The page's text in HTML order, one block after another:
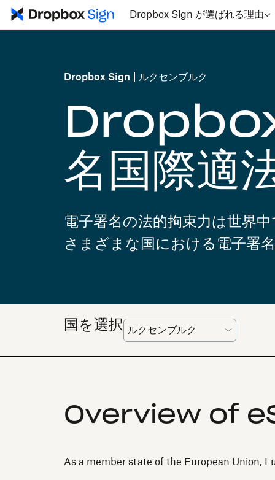
Dropbox Sign が選ばれる理由
Dropbox Sign ルクセンブルク
名国際適
電子署名の法的拘束力は世界
さまざまな国における電子署
国を選択
Overview of
As a member state of the European Union,